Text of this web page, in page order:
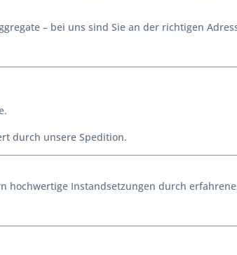
– bei uns sind Sie an der richtigen
durch unsere Spedition.
Instandsetzungen durch